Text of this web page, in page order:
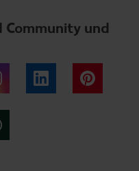
und
Instagram LinkedIn